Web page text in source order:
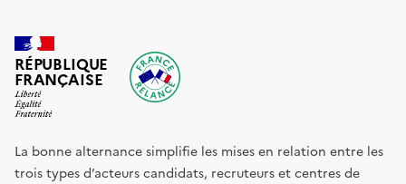
RÉPUBLIQUE
FRANÇAISE
La bonne alternance simplifie les mises en relation entre les
trois types d’acteurs candidats, recruteurs et centres de